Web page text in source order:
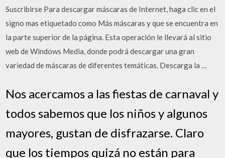
Suscribirse Para descargar máscaras de Internet, haga clic en el
signo mas etiquetado como Más máscaras y que se encuentra en
la parte superior de la página. Esta operación le llevará al sitio
web de Windows Media, donde podrá descargar una gran
variedad de máscaras de diferentes temáticas. Descarga la …
Nos acercamos a las fiestas de carnaval y
todos sabemos que los niños y algunos
mayores, gustan de disfrazarse. Claro
que los tiempos quizá no están para